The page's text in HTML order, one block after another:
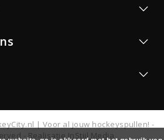
| Voor al jouw hockeyspullen! -
- Realisatie InStijl Media